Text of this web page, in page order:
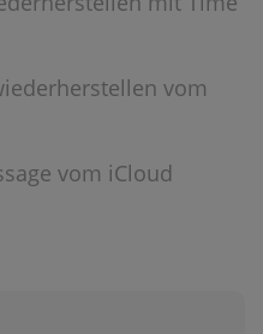
vom
vom iCloud